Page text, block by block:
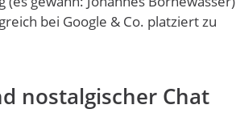
bei Google & Co. platziert zu
nostalgischer Chat